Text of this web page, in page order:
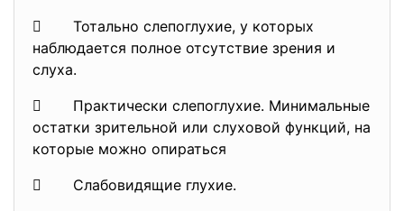
 Тотально слепоглухие, у которых
наблюдается полное отсутствие зрения и
слуха.
 Практически слепоглухие. Минимальные
остатки зрительной или слуховой функций, на
которые можно опираться
 Слабовидящие глухие.